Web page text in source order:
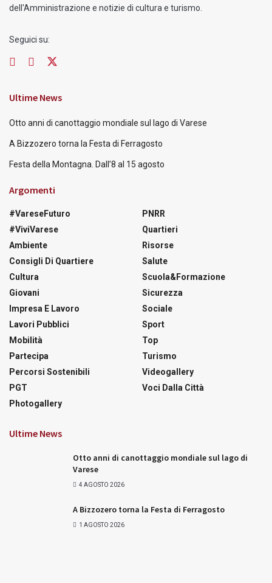
dell'Amministrazione e notizie di cultura e turismo.
Seguici su:
Ultime News
Otto anni di canottaggio mondiale sul lago di Varese
A Bizzozero torna la Festa di Ferragosto
Festa della Montagna. Dall’8 al 15 agosto
Argomenti
#VareseFuturo
#ViviVarese
Ambiente
Consigli Di Quartiere
Cultura
Giovani
Impresa E Lavoro
Lavori Pubblici
Mobilità
Partecipa
Percorsi Sostenibili
PGT
Photogallery
PNRR
Quartieri
Risorse
Salute
Scuola&Formazione
Sicurezza
Sociale
Sport
Top
Turismo
Videogallery
Voci Dalla Città
Ultime News
Otto anni di canottaggio mondiale sul lago di
Varese
4 AGOSTO 2026
A Bizzozero torna la Festa di Ferragosto
1 AGOSTO 2026